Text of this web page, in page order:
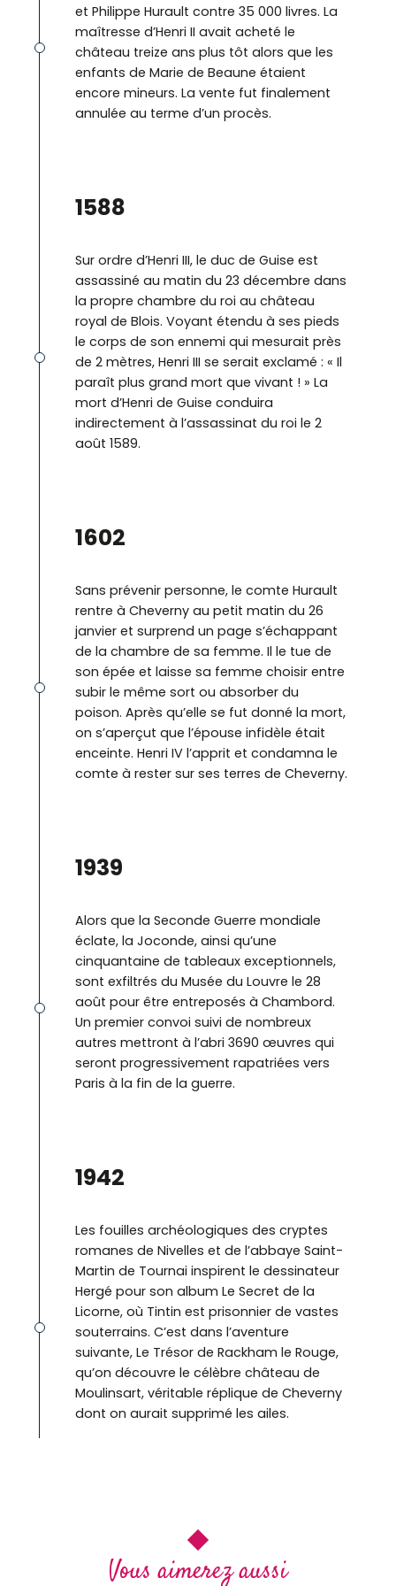
et Philippe Hurault contre 35 000 livres. La
maîtresse d’Henri II avait acheté le
château treize ans plus tôt alors que les
enfants de Marie de Beaune étaient
encore mineurs. La vente fut finalement
annulée au terme d’un procès.
1588
Sur ordre d’Henri III, le duc de Guise est
assassiné au matin du 23 décembre dans
la propre chambre du roi au château
royal de Blois. Voyant étendu à ses pieds
le corps de son ennemi qui mesurait près
de 2 mètres, Henri III se serait exclamé : « Il
paraît plus grand mort que vivant ! » La
mort d’Henri de Guise conduira
indirectement à l’assassinat du roi le 2
août 1589.
1602
Sans prévenir personne, le comte Hurault
rentre à Cheverny au petit matin du 26
janvier et surprend un page s’échappant
de la chambre de sa femme. Il le tue de
son épée et laisse sa femme choisir entre
subir le même sort ou absorber du
poison. Après qu’elle se fut donné la mort,
on s’aperçut que l’épouse infidèle était
enceinte. Henri IV l’apprit et condamna le
comte à rester sur ses terres de Cheverny.
1939
Alors que la Seconde Guerre mondiale
éclate, la Joconde, ainsi qu’une
cinquantaine de tableaux exceptionnels,
sont exfiltrés du Musée du Louvre le 28
août pour être entreposés à Chambord.
Un premier convoi suivi de nombreux
autres mettront à l’abri 3690 œuvres qui
seront progressivement rapatriées vers
Paris à la fin de la guerre.
1942
Les fouilles archéologiques des cryptes
romanes de Nivelles et de l’abbaye Saint-
Martin de Tournai inspirent le dessinateur
Hergé pour son album Le Secret de la
Licorne, où Tintin est prisonnier de vastes
souterrains. C’est dans l’aventure
suivante, Le Trésor de Rackham le Rouge,
qu’on découvre le célèbre château de
Moulinsart, véritable réplique de Cheverny
dont on aurait supprimé les ailes.
Vous aimerez aussi